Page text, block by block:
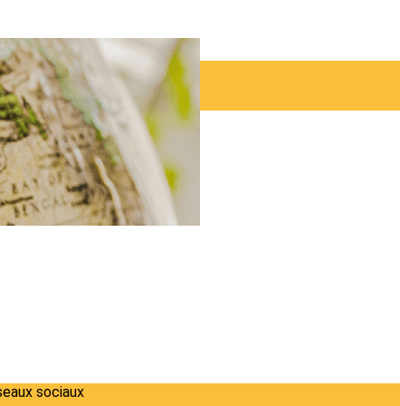
sociaux